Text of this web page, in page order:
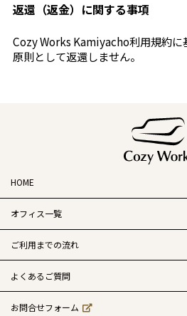
返還（返金）に関する事項
Cozy Works Kamiyacho利用規約に
原則として返還しません。
HOME
オフィス一覧
ご利用までの流れ
よくあるご質問
お問合せフォーム